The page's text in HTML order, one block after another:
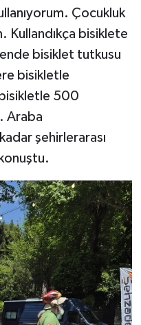
Çocukluk
Kullandıkça bisiklete
bisiklet tutkusu
bisikletle
500
Araba
şehirlerarası